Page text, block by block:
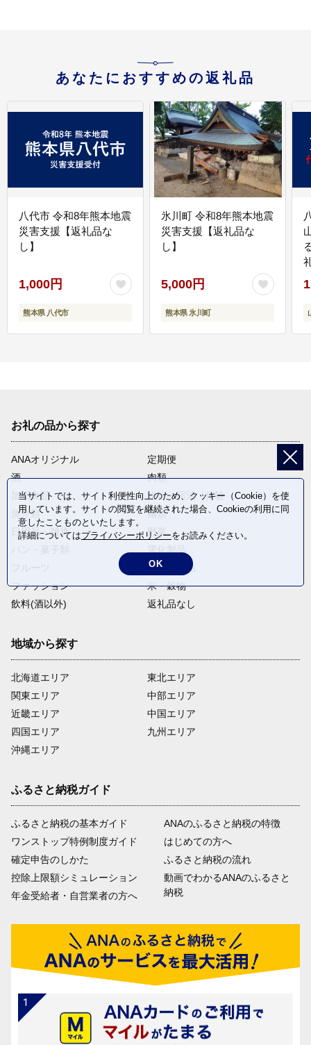
あなたにおすすめの返礼品
八代市 令和8年熊本地震
災害支援【返礼品な
し】
1,000円
熊本県 八代市
氷川町 令和8年熊本地震
災害支援【返礼品な
し】
5,000円
熊本県 氷川町
お礼の品から探す
ANAオリジナル
定期便
酒
肉類
加工食品
旅行・宿泊・体験
魚介類
麺類
日用品・雑貨
野菜
電化製品
卵・乳製品
ファッション
米・穀物
飲料(酒以外)
返礼品なし
地域から探す
北海道エリア
関東エリア
近畿エリア
四国エリア
沖縄エリア
東北エリア
中部エリア
中国エリア
九州エリア
ふるさと納税ガイド
ふるさと納税の基本ガイド
ワンストップ特例制度ガイド
確定申告のしかた
控除上限額シミュレーション
年金受給者・自営業者の方へ
ANAのふるさと納税の特徴
はじめての方へ
ふるさと納税の流れ
動画でわかるANAのふるさと
納税
当サイトでは、サイト利便性向上のため、クッキー（Cookie）を使
用しています。サイトの閲覧を継続された場合、Cookieの利用に同
意したことものといたします。
詳細についてはプライバシーポリシーをお読みください。
OK